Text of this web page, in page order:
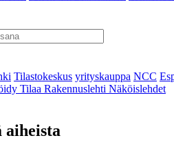
Tilastokeskus yrityskauppa NCC
Tilaa Rakennuslehti Näköislehdet
aiheista